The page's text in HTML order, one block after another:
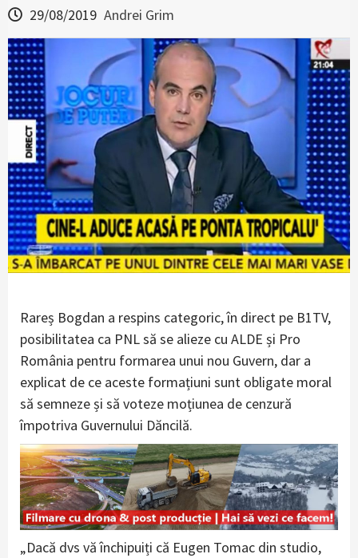
29/08/2019 Andrei Grim
Rareș Bogdan a respins categoric, în direct pe B1TV,
posibilitatea ca PNL să se alieze cu ALDE și Pro
România pentru formarea unui nou Guvern, dar a
explicat de ce aceste formațiuni sunt obligate moral
să semneze și să voteze moțiunea de cenzură
împotriva Guvernului Dăncilă.
„Dacă dvs vă închipuiți că Eugen Tomac din studio,